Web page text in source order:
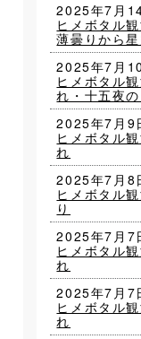
2025年7月
ヒメボタル
薄曇りから
2025年7月
ヒメボタル
れ・十五夜
2025年7月9
ヒメボタル
れ
2025年7月8
ヒメボタル
り
2025年7月7
ヒメボタル
れ
2025年7月7
ヒメボタル
れ